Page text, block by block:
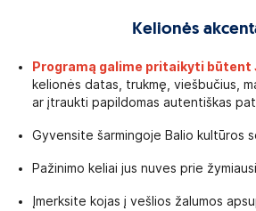
Kelionės
Programą galime pritaikyti būtent
kelionės datas, trukmę, viešbučius,
ar įtraukti papildomas autentiškas
Gyvensite šarmingoje Balio kultūros
Pažinimo keliai jus nuves prie
Įmerksite kojas į vešlios žalumos